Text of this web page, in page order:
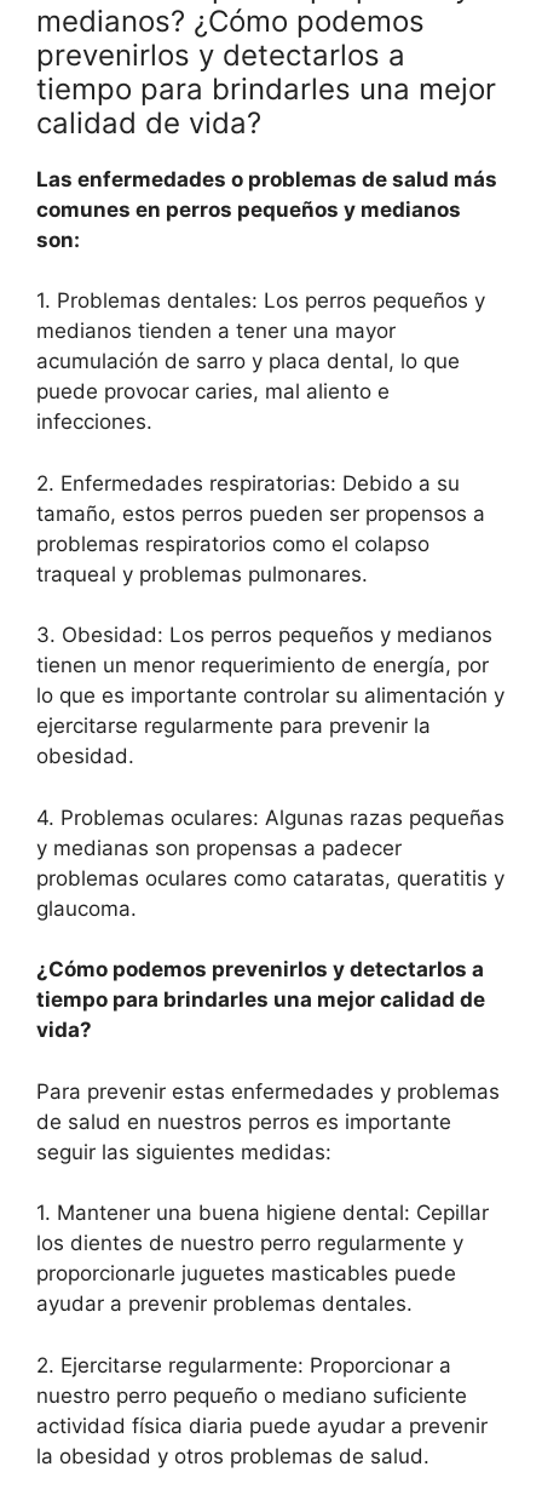
medianos? ¿Cómo podemos
prevenirlos y detectarlos a
tiempo para brindarles una mejor
calidad de vida?
Las enfermedades o problemas de salud más
comunes en perros pequeños y medianos
son:
1. Problemas dentales: Los perros pequeños y
medianos tienden a tener una mayor
acumulación de sarro y placa dental, lo que
puede provocar caries, mal aliento e
infecciones.
2. Enfermedades respiratorias: Debido a su
tamaño, estos perros pueden ser propensos a
problemas respiratorios como el colapso
traqueal y problemas pulmonares.
3. Obesidad: Los perros pequeños y medianos
tienen un menor requerimiento de energía, por
lo que es importante controlar su alimentación y
ejercitarse regularmente para prevenir la
obesidad.
4. Problemas oculares: Algunas razas pequeñas
y medianas son propensas a padecer
problemas oculares como cataratas, queratitis y
glaucoma.
¿Cómo podemos prevenirlos y detectarlos a
tiempo para brindarles una mejor calidad de
vida?
Para prevenir estas enfermedades y problemas
de salud en nuestros perros es importante
seguir las siguientes medidas:
1. Mantener una buena higiene dental: Cepillar
los dientes de nuestro perro regularmente y
proporcionarle juguetes masticables puede
ayudar a prevenir problemas dentales.
2. Ejercitarse regularmente: Proporcionar a
nuestro perro pequeño o mediano suficiente
actividad física diaria puede ayudar a prevenir
la obesidad y otros problemas de salud.